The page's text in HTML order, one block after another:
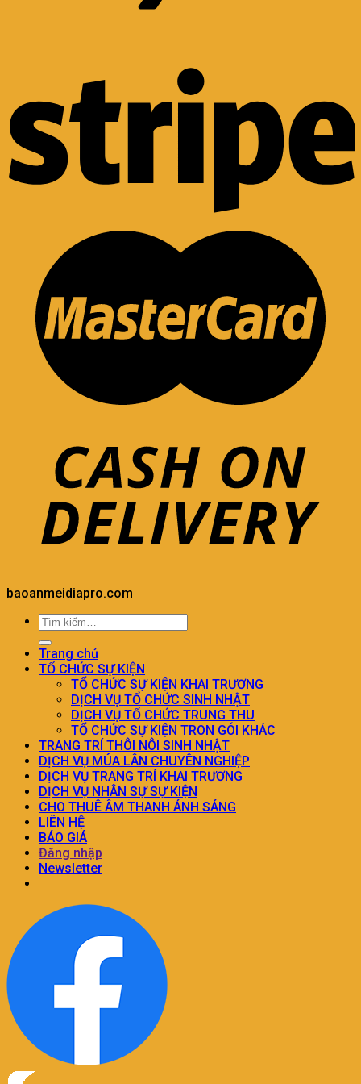
baoanmeidiapro.com
Trang chủ
TỔ CHỨC SỰ KIỆN
TỔ CHỨC SỰ KIỆN KHAI TRƯƠNG
DỊCH VỤ TỔ CHỨC SINH NHẬT
DỊCH VỤ TỔ CHỨC TRUNG THU
TỔ CHỨC SỰ KIỆN TRON GÓI KHÁC
TRANG TRÍ THÔI NÔI SINH NHẬT
DỊCH VỤ MÚA LÂN CHUYÊN NGHIỆP
DỊCH VỤ TRANG TRÍ KHAI TRƯƠNG
DỊCH VỤ NHÂN SỰ SỰ KIỆN
CHO THUÊ ÂM THANH ÁNH SÁNG
LIÊN HỆ
BÁO GIÁ
Đăng nhập
Newsletter